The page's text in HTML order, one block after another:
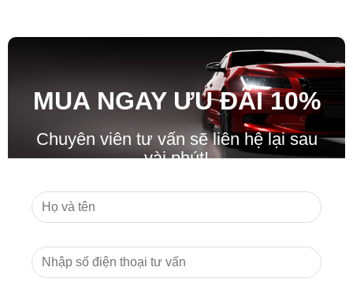
MUA NGAY ƯU ĐÃI10%
Chuyên viên tư vấn sẽ liên hệ lại sau
vài phút!